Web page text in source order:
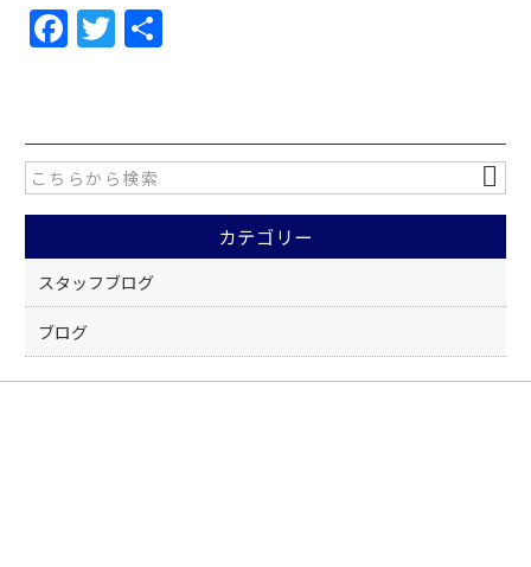
F
e
b
o
o
k
T
er
カテゴリー
スタッフブログ
ブログ